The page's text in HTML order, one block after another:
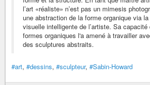
l’art «réaliste» n’est pas un mimesis
une abstraction de la forme organique via
visuelle intelligente de l’artiste. Sa
formes organiques l'a amené à travailler
des sculptures abstraits.
#art, #dessins, #sculpteur, #Sabin-Howard